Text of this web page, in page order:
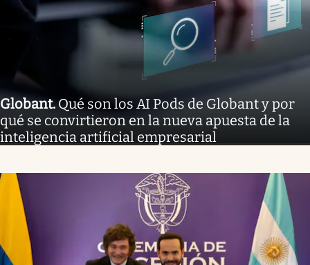
Globant.Qué son los AI Pods de Globant y por
qué se convirtieron en la nueva apuesta de la
inteligencia artificial empresarial